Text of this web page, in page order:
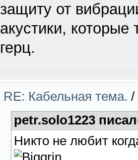
защиту от
акустики, которые
герц.
RE: Кабельная тема. /
petr.solo1223
Никто не любит